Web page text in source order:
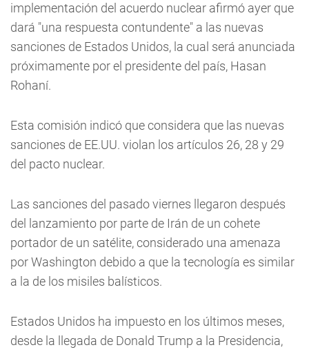
implementación del acuerdo nuclear afirmó ayer que
dará "una respuesta contundente" a las nuevas
sanciones de Estados Unidos, la cual será anunciada
próximamente por el presidente del país, Hasan
Rohaní.
Esta comisión indicó que considera que las nuevas
sanciones de EE.UU. violan los artículos 26, 28 y 29
del pacto nuclear.
Las sanciones del pasado viernes llegaron después
del lanzamiento por parte de Irán de un cohete
portador de un satélite, considerado una amenaza
por Washington debido a que la tecnología es similar
a la de los misiles balísticos.
Estados Unidos ha impuesto en los últimos meses,
desde la llegada de Donald Trump a la Presidencia,